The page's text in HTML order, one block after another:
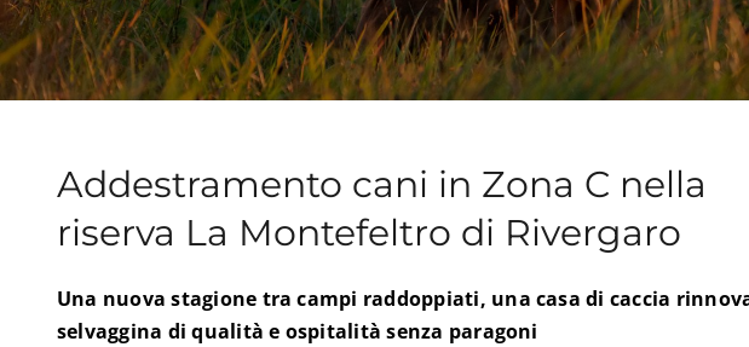
Addestramento cani in Zona C nella
riserva La Montefeltro di Rivergaro
Una nuova stagione tra campi raddoppiati, una casa di caccia
selvaggina di qualità e ospitalità senza paragoni